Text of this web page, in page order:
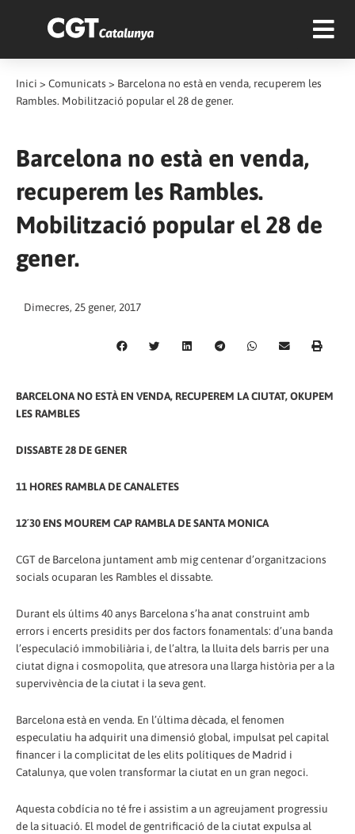
Inici > Comunicats > Barcelona no està en venda, recuperem les
Rambles. Mobilització popular el 28 de gener.
Barcelona no està en venda,
recuperem les Rambles.
Mobilització popular el 28 de
gener.
Dimecres, 25 gener, 2017
BARCELONA NO ESTÀ EN VENDA, RECUPEREM LA CIUTAT, OKUPEM
LES RAMBLES
DISSABTE 28 DE GENER
11 HORES RAMBLA DE CANALETES
12´30 ENS MOUREM CAP RAMBLA DE SANTA MONICA
CGT de Barcelona juntament amb mig centenar d’organitzacions
socials ocuparan les Rambles el dissabte.
Durant els últims 40 anys Barcelona s’ha anat construint amb
errors i encerts presidits per dos factors fonamentals: d’una banda
l’especulació immobiliària i, de l’altra, la lluita dels barris per una
ciutat digna i cosmopolita, que atresora una llarga història per a la
supervivència de la ciutat i la seva gent.
Barcelona està en venda. En l’última dècada, el fenomen
especulatiu ha adquirit una dimensió global, impulsat pel capital
financer i la complicitat de les elits polítiques de Madrid i
Catalunya, que volen transformar la ciutat en un gran negoci.
Aquesta cobdícia no té fre i assistim a un agreujament progressiu
de la situació. El model de gentrificació de la ciutat expulsa al